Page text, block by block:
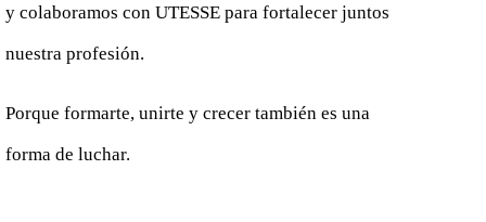
y colaboramos con UTESSE para fortalecer juntos
nuestra profesión.
Porque formarte, unirte y crecer también es una
forma de luchar.